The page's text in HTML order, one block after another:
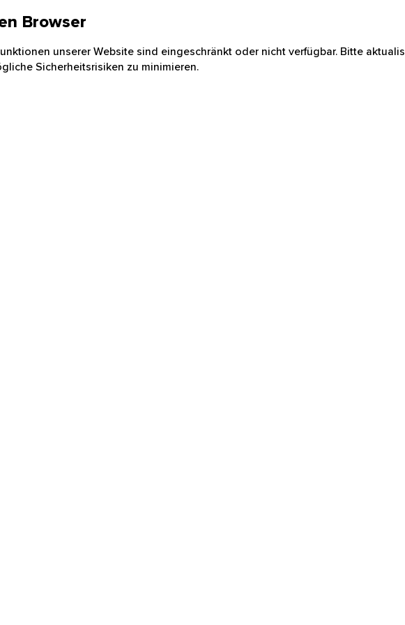
Browser
unserer Website sind eingeschränkt oder nicht verfügbar. Bitte
Sicherheitsrisiken zu minimieren.